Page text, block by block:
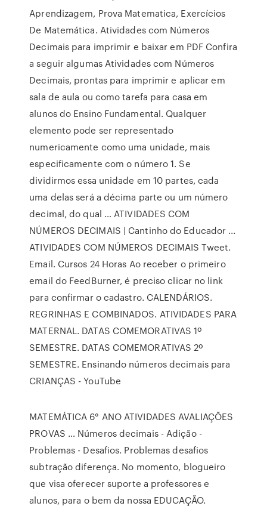
Aprendizagem, Prova Matematica, Exercícios
De Matemática. Atividades com Números
Decimais para imprimir e baixar em PDF Confira
a seguir algumas Atividades com Números
Decimais, prontas para imprimir e aplicar em
sala de aula ou como tarefa para casa em
alunos do Ensino Fundamental. Qualquer
elemento pode ser representado
numericamente como uma unidade, mais
especificamente com o número 1. Se
dividirmos essa unidade em 10 partes, cada
uma delas será a décima parte ou um número
decimal, do qual … ATIVIDADES COM
NÚMEROS DECIMAIS | Cantinho do Educador ...
ATIVIDADES COM NÚMEROS DECIMAIS Tweet.
Email. Cursos 24 Horas Ao receber o primeiro
email do FeedBurner, é preciso clicar no link
para confirmar o cadastro. CALENDÁRIOS.
REGRINHAS E COMBINADOS. ATIVIDADES PARA
MATERNAL. DATAS COMEMORATIVAS 1º
SEMESTRE. DATAS COMEMORATIVAS 2º
SEMESTRE. Ensinando números decimais para
CRIANÇAS - YouTube
MATEMÁTICA 6° ANO ATIVIDADES AVALIAÇÕES
PROVAS … Números decimais - Adição -
Problemas - Desafios. Problemas desafios
subtração diferença. No momento, blogueiro
que visa oferecer suporte a professores e
alunos, para o bem da nossa EDUCAÇÃO.